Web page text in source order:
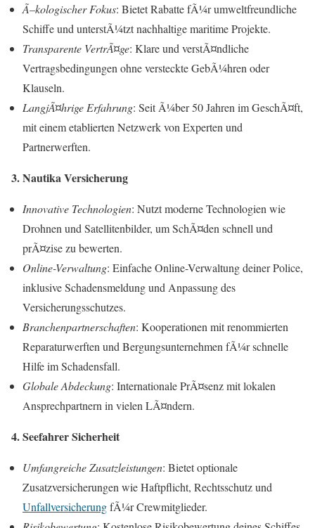
Ã–kologischer Fokus: Bietet Rabatte fÃ¼r umweltfreundliche
Schiffe und unterstÃ¼tzt nachhaltige maritime Projekte.
Transparente VertrÃ¤ge: Klare und verstÃ¤ndliche
Vertragsbedingungen ohne versteckte GebÃ¼hren oder
Klauseln.
LangjÃ¤hrige Erfahrung: Seit Ã¼ber 50 Jahren im GeschÃ¤ft,
mit einem etablierten Netzwerk von Experten und
Partnerwerften.
3. Nautika Versicherung
Innovative Technologien: Nutzt moderne Technologien wie
Drohnen und Satellitenbilder, um SchÃ¤den schnell und
prÃ¤zise zu bewerten.
Online-Verwaltung: Einfache Online-Verwaltung deiner Police,
inklusive Schadensmeldung und Anpassung des
Versicherungsschutzes.
Branchenpartnerschaften: Kooperationen mit renommierten
Reparaturwerften und Bergungsunternehmen fÃ¼r schnelle
Hilfe im Schadensfall.
Globale Abdeckung: Internationale PrÃ¤senz mit lokalen
Ansprechpartnern in vielen LÃ¤ndern.
4. Seefahrer Sicherheit
Umfangreiche Zusatzleistungen: Bietet optionale
Zusatzversicherungen wie Haftpflicht, Rechtsschutz und
UnfallversicherungfÃ¼r Crewmitglieder.